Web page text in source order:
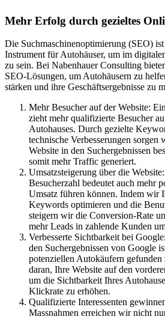
Mehr Erfolg durch gezieltes
Die Suchmaschinenoptimierung (SEO)
Instrument für Autohäuser, um im
zu sein. Bei Nabenhauer Consulting
SEO-Lösungen, um Autohäusern zu
stärken und ihre Geschäftsergebnisse zu
Mehr Besucher auf der Website:
zieht mehr qualifizierte Besucher
Autohauses. Durch gezielte
technische Verbesserungen sorgen
Website in den Suchergebnissen
somit mehr Traffic generiert.
Umsatzsteigerung über die
Besucherzahl bedeutet auch mehr
Umsatz führen können. Indem wir
Keywords optimieren und die
steigern wir die Conversion-Rate
mehr Leads in zahlende Kunden
Verbesserte Sichtbarkeit bei
den Suchergebnissen von Google
potenziellen Autokäufern
daran, Ihre Website auf den
um die Sichtbarkeit Ihres
Klickrate zu erhöhen.
Qualifizierte Interessenten
Massnahmen erreichen wir nicht